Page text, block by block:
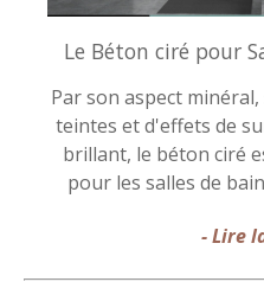
Le Béton ciré pour
Par son aspect
teintes et d'effets de
brillant, le béton ciré
pour les salles de
- Lire